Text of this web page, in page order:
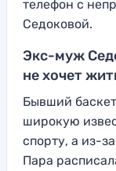
телефон с
Седоковой.
Экс-муж
не хочет
Бывший
широкую
спорту, а из-
Пара